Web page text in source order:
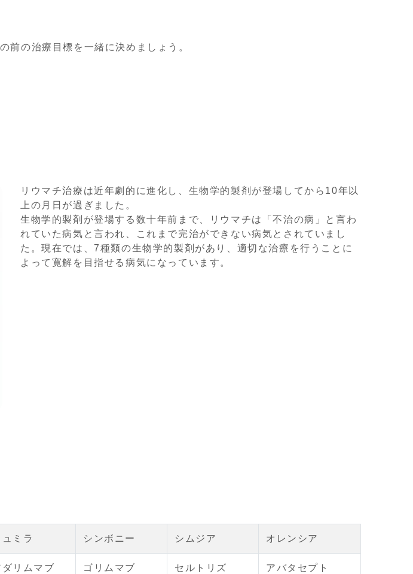
前の治療目標を一緒に決めましょう。
リウマチ治療は近年劇的に進化し、生物学的製剤が登場してから10年以
上の月日が過ぎました。
生物学的製剤が登場する数十年前まで、リウマチは「不治の病」と言わ
れていた病気と言われ、これまで完治ができない病気とされていまし
た。現在では、7種類の生物学的製剤があり、適切な治療を行うことに
よって寛解を目指せる病気になっています。
ュミラ シンボニー シムジア オレンシア
ダリムマブ ゴリムマブ
セルトリズ
アバタセプト